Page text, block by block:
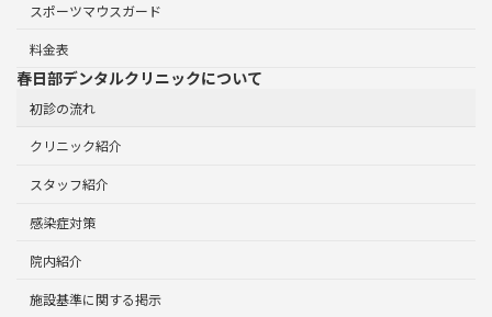
スポーツマウスガード
料金表
春日部デンタルクリニックについて
初診の流れ
クリニック紹介
スタッフ紹介
感染症対策
院内紹介
施設基準に関する掲示